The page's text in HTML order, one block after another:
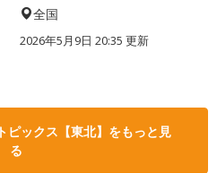
全国
2026年5月9日 20:35 更新
ピックス【東北】をもっと見
る